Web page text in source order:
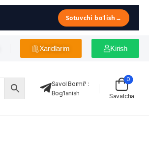
Sotuvchi bo'lish →
Xaridlarim Kirish
Savol Bormi? :
Bog'lanish
Savatcha
0